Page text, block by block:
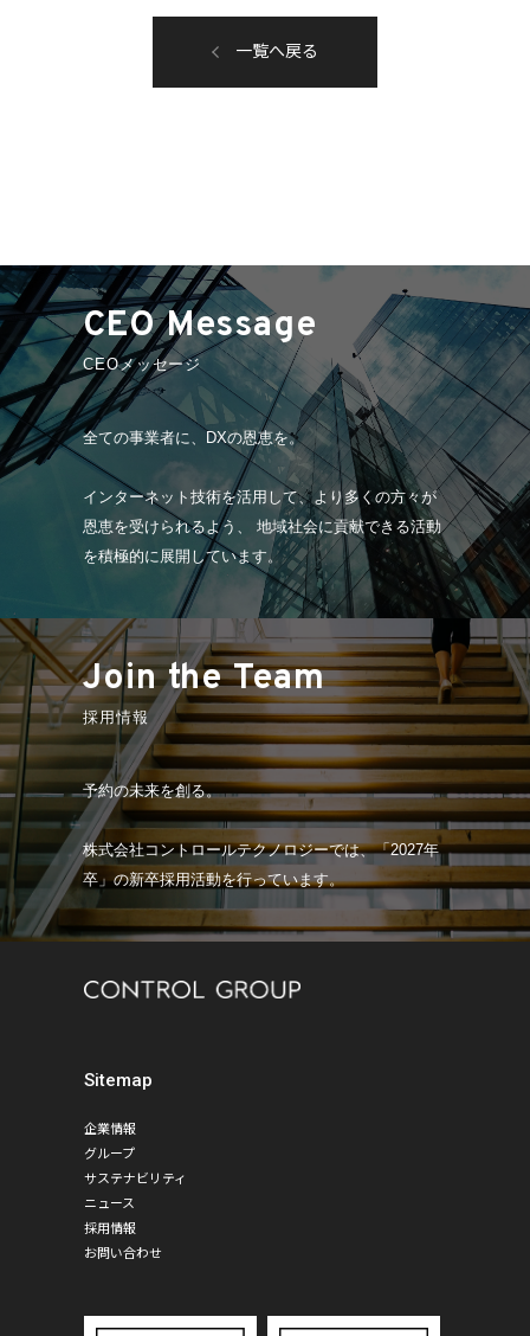
一覧へ戻る
CEO Message
CEOメッセージ
全ての事業者に、DXの恩恵を。
インターネット技術を活用して、より多くの方々が
恩恵を受けられるよう、 地域社会に貢献できる活動
を積極的に展開しています。
Join the Team
採用情報
予約の未来を創る。
株式会社コントロールテクノロジーでは、「2027年
卒」の新卒採用活動を行っています。
Sitemap
企業情報
グループ
サステナビリティ
ニュース
採用情報
お問い合わせ